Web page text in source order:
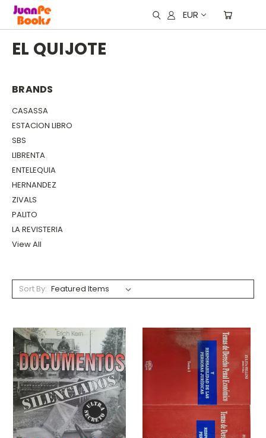
EUR
EL QUIJOTE
BRANDS
CASASSA
ESTACION LIBRO
SBS
LIBRENTA
ENTELEQUIA
HERNANDEZ
ZIVALS
PALITO
LA REVISTERIA
View All
Sort By: